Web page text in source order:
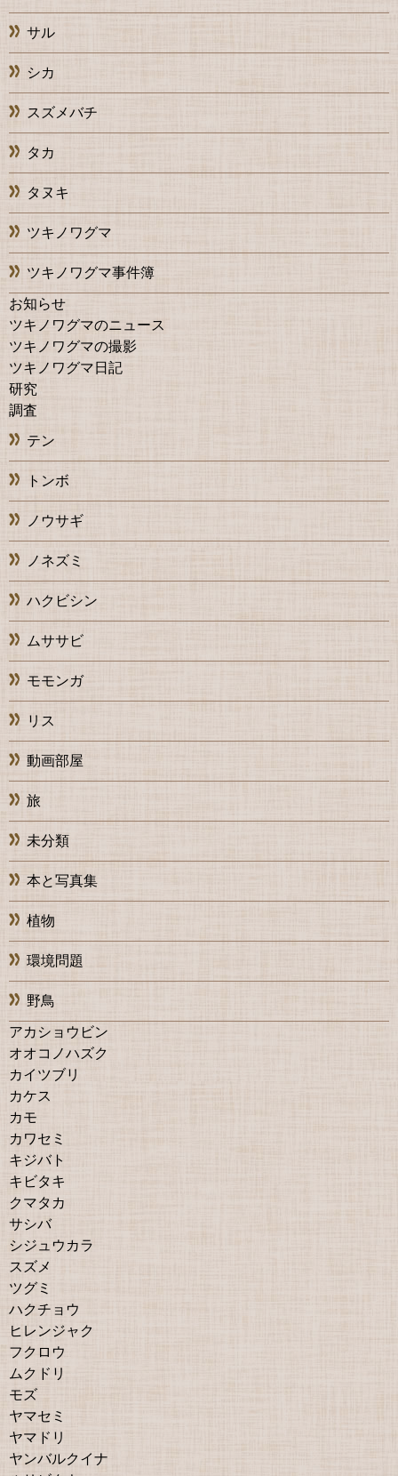
サル
シカ
スズメバチ
タカ
タヌキ
ツキノワグマ
ツキノワグマ事件簿
お知らせ
ツキノワグマのニュース
ツキノワグマの撮影
ツキノワグマ日記
研究
調査
テン
トンボ
ノウサギ
ノネズミ
ハクビシン
ムササビ
モモンガ
リス
動画部屋
旅
未分類
本と写真集
植物
環境問題
野鳥
アカショウビン
オオコノハズク
カイツブリ
カケス
カモ
カワセミ
キジバト
キビタキ
クマタカ
サシバ
シジュウカラ
スズメ
ツグミ
ハクチョウ
ヒレンジャク
フクロウ
ムクドリ
モズ
ヤマセミ
ヤマドリ
ヤンバルクイナ